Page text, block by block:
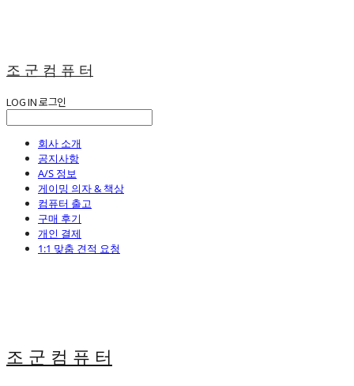
조 군 컴 퓨 터
LOG IN로그인
회사 소개
공지사항
A/S 정보
게이밍 의자 & 책상
컴퓨터 출고
구매 후기
개인 결제
1:1 맞춤 견적 요청
조 군 컴 퓨 터